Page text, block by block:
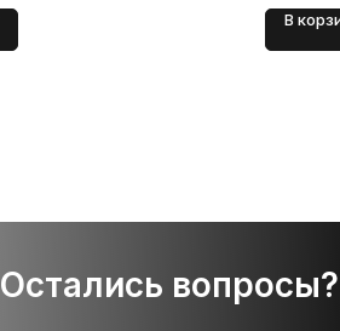
В
Остались вопросы?